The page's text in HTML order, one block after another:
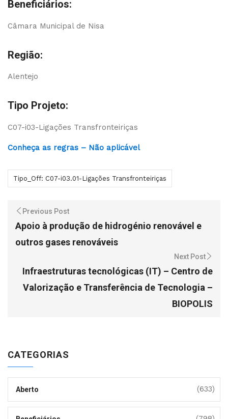
Beneficiários:
Câmara Municipal de Nisa
Região:
Alentejo
Tipo Projeto:
C07-i03-Ligações Transfronteiriças
Conheça as regras – Não aplicável
Tipo_Off: C07-i03.01-Ligações Transfronteiriças
Previous Post
Apoio à produção de hidrogénio renovável e
outros gases renováveis
Next Post
Infraestruturas tecnológicas (IT) – Centro de
Valorização e Transferência de Tecnologia –
BIOPOLIS
CATEGORIAS
Aberto (633)